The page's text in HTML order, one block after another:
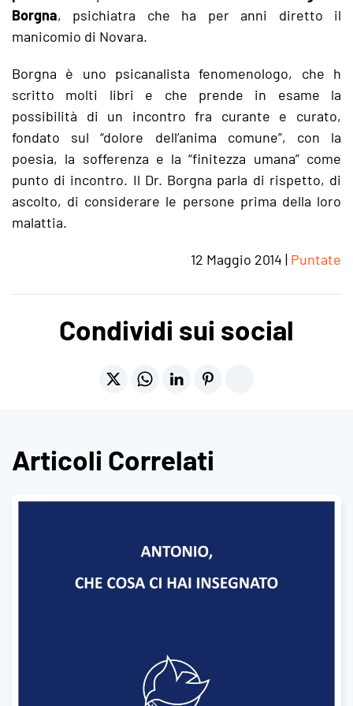
Borgna, psichiatra che ha per anni diretto il
manicomio di Novara.
Borgna è uno psicanalista fenomenologo, che h
scritto molti libri e che prende in esame la
possibilità di un incontro fra curante e curato,
fondato sul “dolore dell’anima comune”, con la
poesia, la sofferenza e la “finitezza umana” come
punto di incontro. Il Dr. Borgna parla di rispetto, di
ascolto, di considerare le persone prima della loro
malattia.
12 Maggio 2014 | Puntate
Condividi sui social
Articoli Correlati